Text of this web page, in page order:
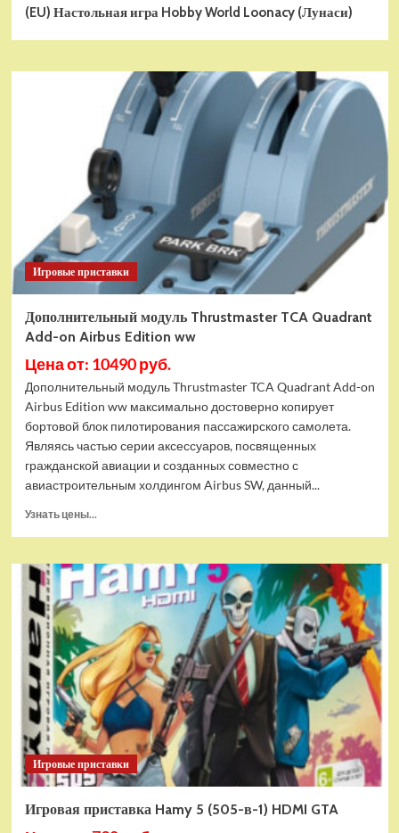
(EU) Настольная игра Hobby World Loonacy (Лунаси)
Игровые приставки
Дополнительный модуль Thrustmaster TCA Quadrant
Add-on Airbus Edition ww
Цена от: 10490 руб.
Дополнительный модуль Thrustmaster TCA Quadrant Add-on
Airbus Edition ww максимально достоверно копирует
бортовой блок пилотирования пассажирского самолета.
Являясь частью серии аксессуаров, посвященных
гражданской авиации и созданных совместно с
авиастроительным холдингом Airbus SW, данный...
Узнать цены...
Дополнительный
модуль
Thrustmaster
Quadrant
Add-
on
Airbus
Edition
ww
Игровые приставки
Игровая приставка Hamy 5 (505-в-1) HDMI GTA